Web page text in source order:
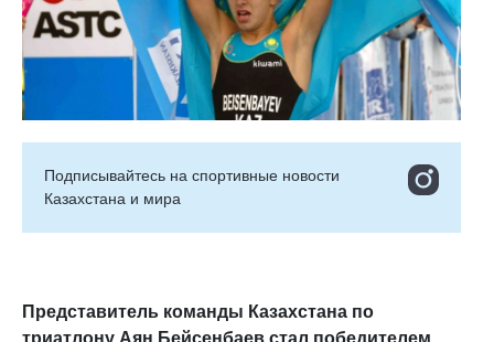
Подписывайтесь на cпортивные новости
Казахстана и мира
Представитель команды Казахстана по
триатлону Аян Бейсенбаев стал победителем